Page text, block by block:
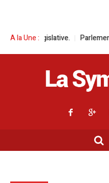
A la Une :
Parlement panafricain : à